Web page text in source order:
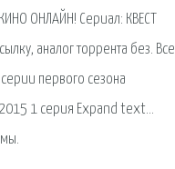
ОНЛАЙН! Сериал: КВЕСТ
аналог торрента без. Все
первого сезона
2015 1 серия Expand text…